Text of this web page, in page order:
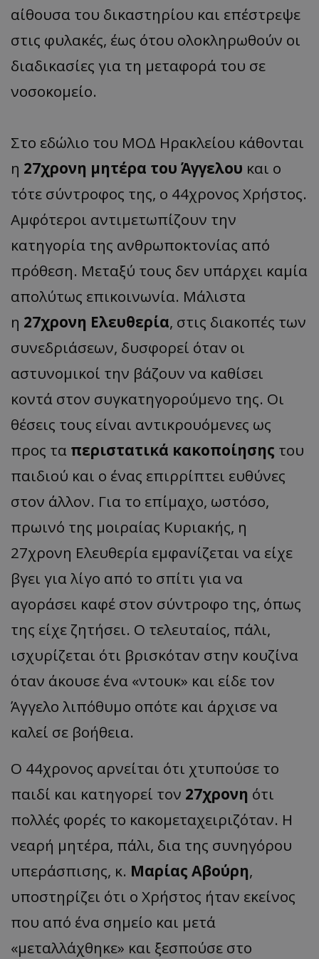
αίθουσα του δικαστηρίου και επέστρεψε
στις φυλακές, έως ότου ολοκληρωθούν οι
διαδικασίες για τη μεταφορά του σε
νοσοκομείο.
Στο εδώλιο του ΜΟΔ Ηρακλείου κάθονται
η 27χρονη μητέρα του Άγγελου και ο
τότε σύντροφος της, ο 44χρονος Χρήστος.
Αμφότεροι αντιμετωπίζουν την
κατηγορία της ανθρωποκτονίας από
πρόθεση. Μεταξύ τους δεν υπάρχει καμία
απολύτως επικοινωνία. Μάλιστα
η 27χρονη Ελευθερία, στις διακοπές των
συνεδριάσεων, δυσφορεί όταν οι
αστυνομικοί την βάζουν να καθίσει
κοντά στον συγκατηγορούμενο της. Οι
θέσεις τους είναι αντικρουόμενες ως
προς τα περιστατικά κακοποίησης του
παιδιού και ο ένας επιρρίπτει ευθύνες
στον άλλον. Για το επίμαχο, ωστόσο,
πρωινό της μοιραίας Κυριακής, η
27χρονη Ελευθερία εμφανίζεται να είχε
βγει για λίγο από το σπίτι για να
αγοράσει καφέ στον σύντροφο της, όπως
της είχε ζητήσει. Ο τελευταίος, πάλι,
ισχυρίζεται ότι βρισκόταν στην κουζίνα
όταν άκουσε ένα «ντουκ» και είδε τον
Άγγελο λιπόθυμο οπότε και άρχισε να
καλεί σε βοήθεια.
Ο 44χρονος αρνείται ότι χτυπούσε το
παιδί και κατηγορεί τον 27χρονη ότι
πολλές φορές το κακομεταχειριζόταν. Η
νεαρή μητέρα, πάλι, δια της συνηγόρου
υπεράσπισης, κ. Μαρίας Αβούρη,
υποστηρίζει ότι ο Χρήστος ήταν εκείνος
που από ένα σημείο και μετά
«μεταλλάχθηκε» και ξεσπούσε στο